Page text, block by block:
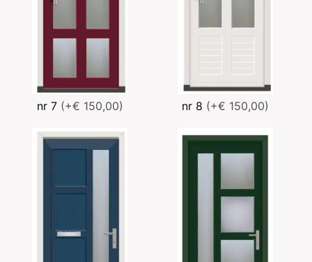
nr 7 (+€ 150,00) nr 8 (+€ 150,00)